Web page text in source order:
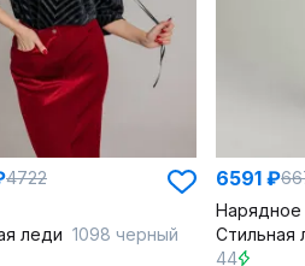
4722
леди 1098 черный
6591 ₽
Стильная
44